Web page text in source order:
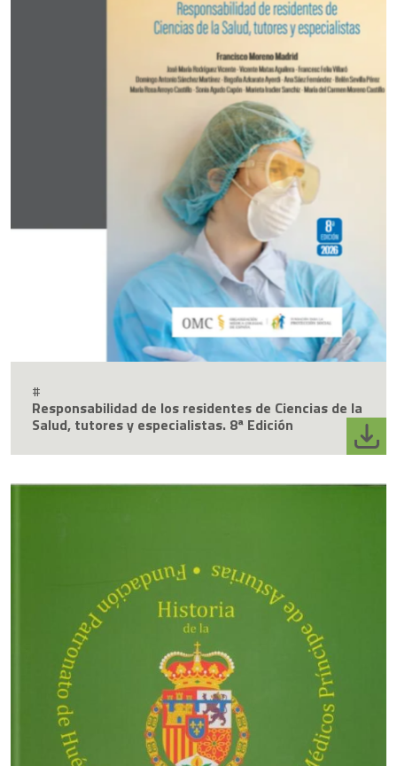
#
Responsabilidad de los residentes de Ciencias de la
Salud, tutores y especialistas. 8ª Edición